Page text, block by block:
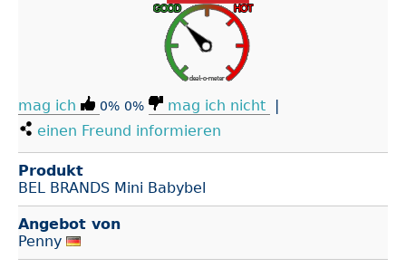
mag ich 0% 0% mag ich nicht
einen Freund informieren
Produkt
BEL BRANDS Mini Babybel
Angebot von
Penny